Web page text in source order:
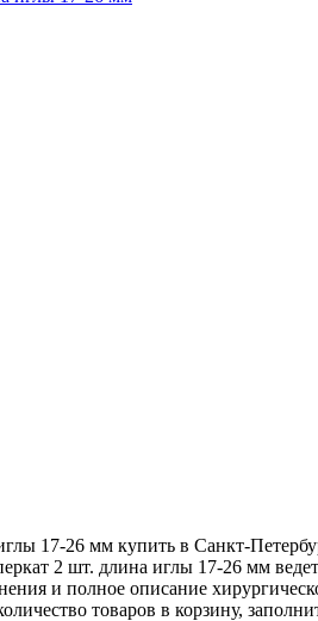
17-26 мм купить в Санкт-
2 шт. длина иглы 17-26 мм
и полное описание
товаров в корзину,